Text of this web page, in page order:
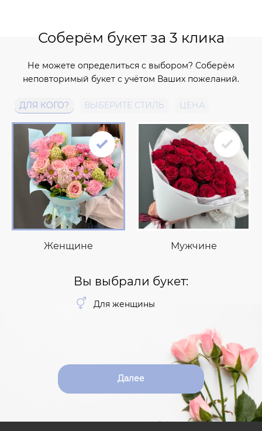
Соберём букет за 3 клика
Не можете определиться с выбором? Соберём
неповторимый букет с учётом Ваших пожеланий.
ДЛЯ КОГО? ВЫБЕРИТЕ СТИЛЬ ЦЕНА
Женщине Мужчине
Вы выбрали букет:
Для женщины
Далее